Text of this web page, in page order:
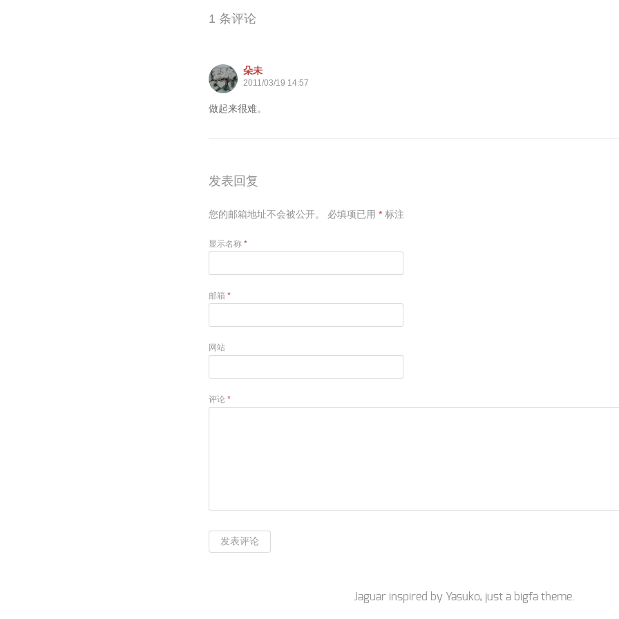
1 条评论
朵未
2011/03/19 14:57
做起来很难。
发表回复
您的邮箱地址不会被公开。 必填项已用 * 标注
显示名称 *
邮箱 *
网站
评论 *
Jaguar inspired by Yasuko, just a bigfa theme.